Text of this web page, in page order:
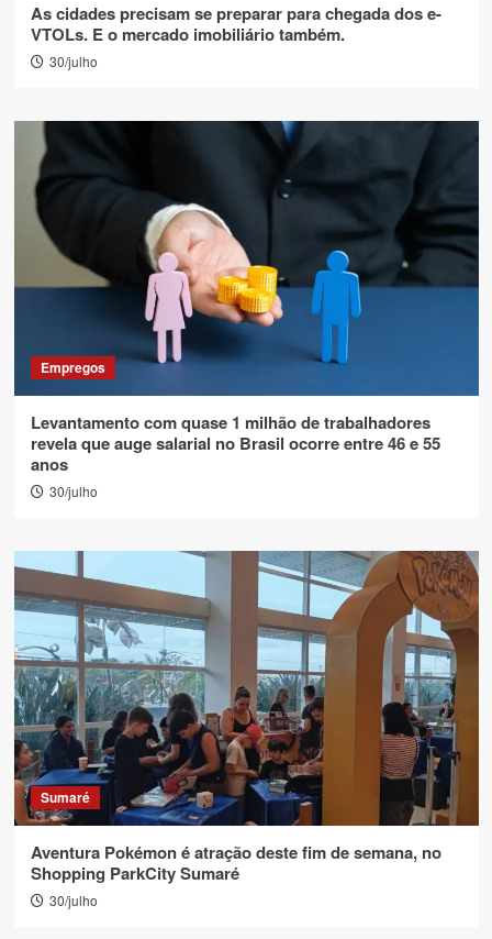
As cidades precisam se preparar para chegada dos e-
VTOLs. E o mercado imobiliário também.
30/julho
Empregos
Levantamento com quase 1 milhão de trabalhadores
revela que auge salarial no Brasil ocorre entre 46 e 55
anos
30/julho
Sumaré
Aventura Pokémon é atração deste fim de semana, no
Shopping ParkCity Sumaré
30/julho